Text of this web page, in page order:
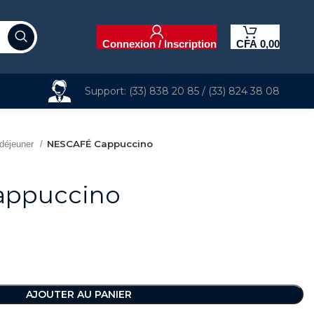
Connexion / Inscription CFA 0,00
Support: (33) 838 20 85 / (33) 824 38 08
NESCAFÉ Cappuccino
AJOUTER AU PANIER